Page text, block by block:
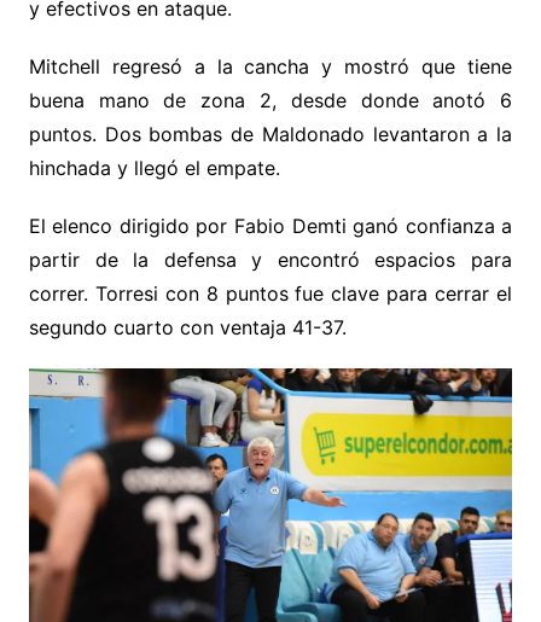
y efectivos en ataque.
Mitchell regresó a la cancha y mostró que tiene
buena mano de zona 2, desde donde anotó 6
puntos. Dos bombas de Maldonado levantaron a la
hinchada y llegó el empate.
El elenco dirigido por Fabio Demti ganó confianza a
partir de la defensa y encontró espacios para
correr. Torresi con 8 puntos fue clave para cerrar el
segundo cuarto con ventaja 41-37.